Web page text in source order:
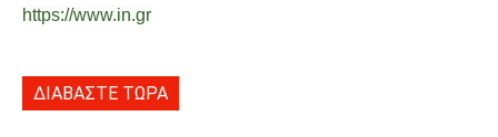
https://www.in.gr
ΔΙΑΒΑΣΤΕ ΤΩΡΑ